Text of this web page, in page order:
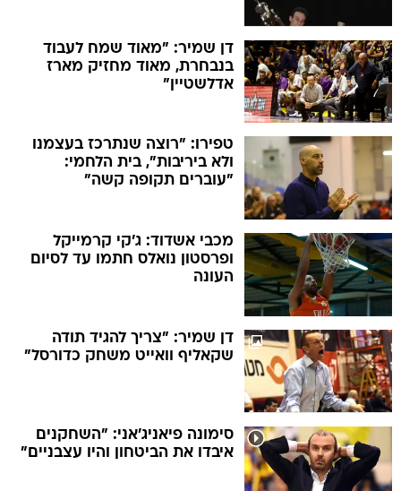
דן שמיר: "מאוד שמח לעבוד
בנבחרת, מאוד מחזיק מארז
אדלשטיין"
טפירו: "רוצה שנתרכז בעצמנו
ולא ביריבות", בית הלחמי:
"עוברים תקופה קשה"
מכבי אשדוד: ג'קי קרמייקל
ופרסטון נואלס חתמו עד לסיום
העונה
דן שמיר: "צריך להגיד תודה
שקאליף וואייט משחק כדורסל"
סימונה פיאניג'אני: "השחקנים
איבדו את הביטחון והיו עצבניים"